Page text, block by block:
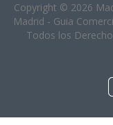
Copyright © 2026
Madrid - Guia
Todos los